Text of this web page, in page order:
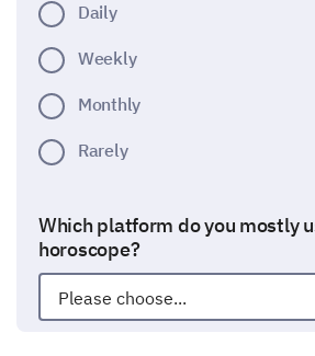
Daily
Weekly
Monthly
Rarely
Which platform do you mostly
horoscope?